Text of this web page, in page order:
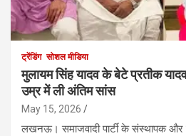
ट्रेंडिंग सोशल मीडिया
मुलायम सिंह यादव के बेटे प्रतीक
उम्र में ली अंतिम सांस
May 15, 2026
लखनऊ। समाजवादी पार्टी के संस्थापक और